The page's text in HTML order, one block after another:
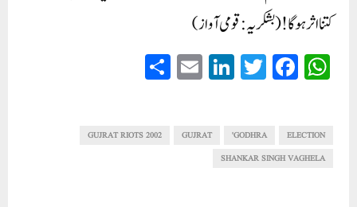
کتنا اثر ہوگا!(بشکریہ: قومی آواز)
W
ha
A
pp
Fa
ce
ok
T
wi
r
Li
nk
In
E
m
ELECTION
GODHRA'
GUJRAT
GUJRAT RIOTS 2002
SHANKAR SINGH VAGHELA